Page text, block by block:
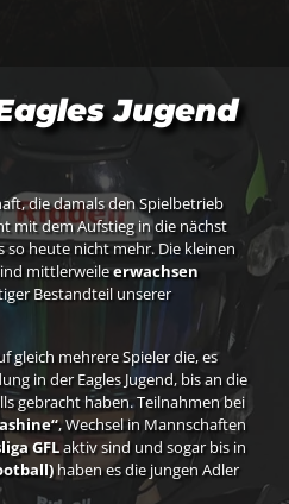
Jugend
die damals den Spielbetrieb
mit dem Aufstieg in die nächst
so heute nicht mehr. Die kleinen
mittlerweileerwachsen
Bestandteil unserer
gleich mehrere Spieler die, es
in der Eagles Jugend, bis an die
gebracht haben. Teilnahmen bei
, Wechsel in Mannschaften
GFLaktiv sind und sogar bis in
haben es die jungen Adler